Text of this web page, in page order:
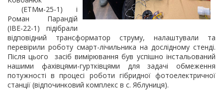
(ЕТМм-25-1) і
Роман Парандій
(ІВЕ-22-1) підібрали
відповідний трансформатор струму, налаштували та
перевірили роботу смарт-лічильника на дослідному стенді.
Після цього засіб вимірювання був успішно інстальований
нашими фахівцями-гуртківцями для задачі обмеження
потужності в процесі роботи гібридної фотоелектричної
станції (відпочинковий комплекс в с. Яблуниця).